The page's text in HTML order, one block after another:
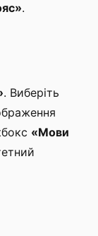
.
. Виберіть
«Мови